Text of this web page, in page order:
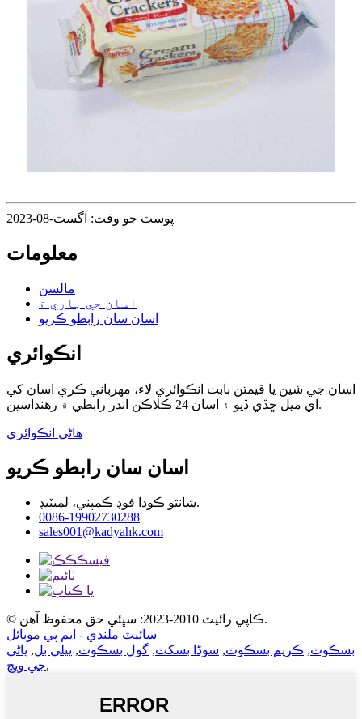
پوسٽ جو وقت: آگسٽ-08-2023
معلومات
مالسن
اسان جي باري ۾
اسان سان رابطو ڪريو
انڪوائري
اسان جي شين يا قيمتن بابت انڪوائري لاء، مهرباني ڪري اسان کي
اي ميل ڇڏي ڏيو ۽ اسان 24 ڪلاڪن اندر رابطي ۾ رهنداسين.
هاڻي انڪوائري
اسان سان رابطو ڪريو
شانتو ڪودا فوڊ ڪمپني، لميٽيڊ.
0086-19902730288
sales001@kadyahk.com
© ڪاپي رائيٽ 2010-2023: سڀئي حق محفوظ آهن.
سائيٽ ملندي - ايم پي موبائل
بسڪوٽ, ڪريم بسڪوٽ, سوڈا بسکٽ, گول بسڪوٽ, پيلي بل, پاڻي
جي ويچ,